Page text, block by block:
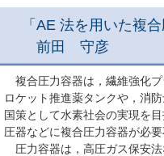
「AE 法を用いた複
前田 守彦
複合圧力容器は，繊維強化プ
ロケット推進薬タンクや，消
国策として水素社会の実現を
圧器などに複合圧力容器が必
圧力容器は，高圧ガス保安法